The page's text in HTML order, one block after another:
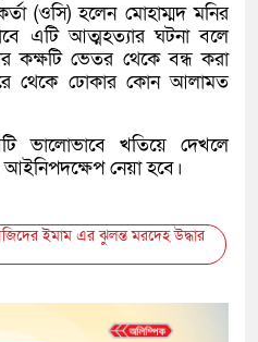
(ওসি) হলেন মোহাম্মদ মনির
এটি আত্মহত্যার ঘটনা বলে
কক্ষটি ভেতর থেকে বন্ধ করা
থেকে ঢোকার কোন আলামত
ভালোভাবে খতিয়ে দেখলে
নেয়া হবে।
ইমাম এর ঝুলন্ত মরদেহ উদ্ধার